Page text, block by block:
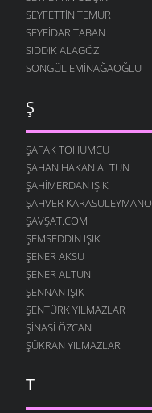
AH ÇEKER
20 AĞUSTOS 2007
SARI KIZ
13 AĞUSTOS 2007
TARİF-İ AŞK
13 AĞUSTOS 2007
10 AĞUSTOS 2007
ARARIM SENI
7 AĞUSTOS 2007
YANARIM
7 AĞUSTOS 2007
SANA KALMIŞ
2 AĞUSTOS 2007
MEFTUNUM BEN
28 TEMMUZ 2007
HIÇ
ÇIKACAKTIK YA
SEYFETTIN TEMUR
SEYFIDAR TABAN
SIDDIK ALAGÖZ
SONGÜL EMINAĞAOĞLU
Ş
ŞAFAK TOHUMCU
ŞAHAN HAKAN ALTUN
ŞAHIMERDAN IŞIK
ŞAHVER
ŞAVŞAT.COM
ŞEMSEDDIN IŞIK
ŞENER AKSU
ŞENER ALTUN
ŞENNAN IŞIK
ŞENTÜRK YILMAZLAR
ŞINASI ÖZCAN
ŞÜKRAN YILMAZLAR
T